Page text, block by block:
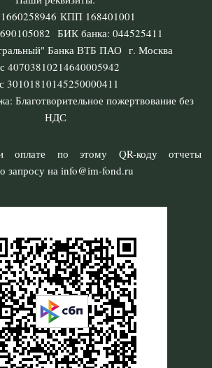
КПП 168401001
БИК банка: 044525411
Банка ВТБ ПАО г. Москва
40703810214640005942
30101810145250000411
Благотворительное пожертвование без
НДС
оплате по этому QR-коду отчеты
запросу на info@im-fond.ru